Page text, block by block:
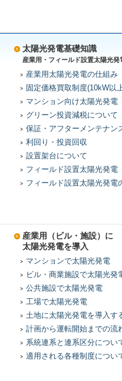
太陽光発電基礎知識
産業用・フィールド設置太陽光発
産業用太陽光発電の仕組み
固定価格買取制度(10kW以
マンション向け太陽光発電
グリーン投資減税について
保証・アフターメンテナン
利回り・投資回収
設置架台について
フィールド設置太陽光発電
フィールド設置太陽光発電
産業用（ビル・施設）に
太陽光発電を導入
マンションで太陽光発電
ビル・商業施設で太陽光発
公共施設で太陽光発電
工場で太陽光発電
土地に太陽光発電を導入す
計画から運転開始までの流
系統連系と連系区分につい
適用される各種制度につい